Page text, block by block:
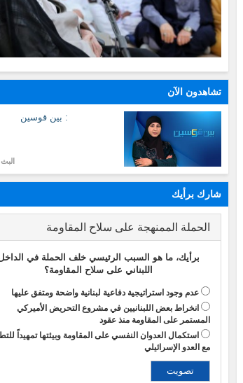
تشاهدون الآن
: بين قوسين
شارك برأيك
الحملة الممنهجة على سلاح المقاومة
برأيك، ما هو السبب الرئيسي خلف الحملة في
اللبناني على سلاح المقاومة؟
عدم وجود استراتيجية دفاعية لبنانية واضحة ومتفق عليها
انخراط بعض اللبنانيين في مشروع التحريض الأميركي
المستمر على المقاومة منذ عقود
استكمال العدوان النفسي على المقاومة وبيئتها تمهيداً
مع العدو الإسرائيلي